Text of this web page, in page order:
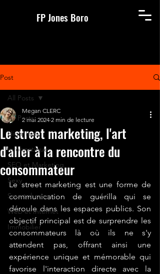
FP Jones Boro
Post
All Posts
High Tech
Informatique
SEO et Marketing
Sexy
Smartphones
Web et Internet
Immobilier
All Posts
Le street marketing, l'art
d'aller à la rencontre du
consommateur
Megan CLERC
2 mai 2024 2 min de lecture
Le street marketing est une forme de
communication de guérilla qui se
déroule dans les espaces publics. Son
objectif principal est de surprendre les
consommateurs là où ils ne s'y
attendent pas, offrant ainsi une
expérience unique et mémorable qui
favorise l'interaction directe avec la